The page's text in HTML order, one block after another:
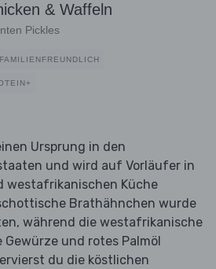
& Waffeln
Pickles
FAMILIENFREUNDLICH
Ursprung in den
und wird auf Vorläufer in
westafrikanischen Küche
Brathähnchen wurde
während die westafrikanische
und rotes Palmöl
du die köstlichen